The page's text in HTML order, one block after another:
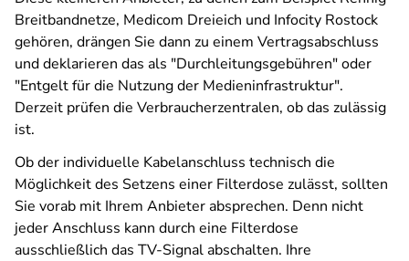
Breitbandnetze, Medicom Dreieich und Infocity Rostock
gehören, drängen Sie dann zu einem Vertragsabschluss
und deklarieren das als "Durchleitungsgebühren" oder
"Entgelt für die Nutzung der Medieninfrastruktur".
Derzeit prüfen die Verbraucherzentralen, ob das zulässig
ist.
Ob der individuelle Kabelanschluss technisch die
Möglichkeit des Setzens einer Filterdose zulässt, sollten
Sie vorab mit Ihrem Anbieter absprechen. Denn nicht
jeder Anschluss kann durch eine Filterdose
ausschließlich das TV-Signal abschalten. Ihre